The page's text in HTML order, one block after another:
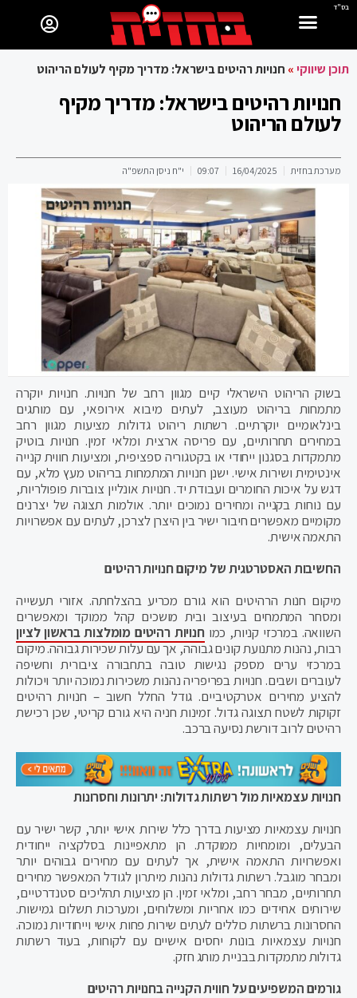
בס"ד
תוכן שיווקי» חנויות רהיטים בישראל: מדריך מקיף לעולם הריהוט
חנויות רהיטים בישראל: מדריך מקיף
לעולם הריהוט
מערכת בחזית 16/04/2025
09:07 י"ח ניסן התשפ"ה
בשוק הריהוט הישראלי קיים מגוון רחב של חנויות. חנויות יוקרה
מתמחות בריהוט מעוצב, לעתים מיבוא אירופאי, עם מותגים
בינלאומיים יוקרתיים. רשתות ריהוט גדולות מציעות מגוון רחב
במחירים תחרותיים, עם פריסה ארצית ומלאי זמין. חנויות בוטיק
מתמקדות בסגנון ייחודי או בקטגוריה ספציפית, ומציעות חווית קנייה
אינטימית ושירות אישי. ישנן חנויות המתמחות בריהוט מעץ מלא, עם
דגש על איכות החומרים ועבודת יד. חנויות אונליין צוברות פופולריות,
עם נוחות בקנייה ומחירים נמוכים יותר. אולמות תצוגה של יצרנים
מקומיים מאפשרים חיבור ישיר בין היצרן לצרכן, לעתים עם אפשרויות
התאמה אישית.
החשיבות האסטרטגית של מיקום חנויות רהיטים
מיקום חנות הרהיטים הוא גורם מכריע בהצלחתה. אזורי תעשייה
ומסחר המתמחים בעיצוב ובית מושכים קהל ממוקד ומאפשרים
השוואה. במרכזי קניות, כמו חנויות רהיטים מומלצות בראשון לציון
רבות, נהנות מתנועת קונים גבוהה, אך עם עלות שכירות גבוהה. מיקום
במרכזי ערים מספק נגישות טובה בתחבורה ציבורית וחשיפה
לעוברים ושבים. חנויות בפריפריה נהנות משכירות נמוכה יותר ויכולות
להציע מחירים אטרקטיביים. גודל החלל חשוב – חנויות רהיטים
זקוקות לשטח תצוגה גדול. זמינות חניה היא גורם קריטי, שכן רכישת
רהיטים לרוב דורשת נסיעה ברכב.
חנויות עצמאיות מול רשתות גדולות: יתרונות וחסרונות
חנויות עצמאיות מציעות בדרך כלל שירות אישי יותר, קשר ישיר עם
הבעלים, ומומחיות ממוקדת. הן מתאפיינות בסלקציה ייחודית
ואפשרויות התאמה אישית, אך לעתים עם מחירים גבוהים יותר
ומבחר מוגבל. רשתות גדולות נהנות מיתרון לגודל המאפשר מחירים
תחרותיים, מבחר רחב, ומלאי זמין. הן מציעות תהליכים סטנדרטיים,
שירותים אחידים כמו אחריות ומשלוחים, ומערכות תשלום גמישות.
החסרונות ברשתות כוללים לעתים שירות פחות אישי וייחודיות נמוכה.
חנויות עצמאיות בונות יחסים אישיים עם לקוחות, בעוד רשתות
גדולות מתמקדות בבניית מותג חזק.
גורמים המשפיעים על חווית הקנייה בחנויות רהיטים